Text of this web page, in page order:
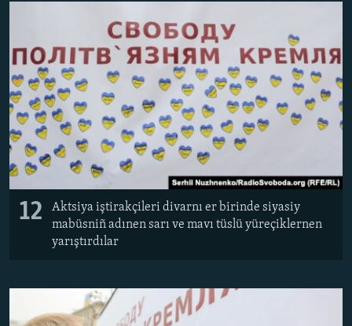
12
Aktsiya iştirakçileri divarnı er birinde siyasiy
mabüsniñ adınen sarı ve mavı tüslü yüreçiklernen
yarıştırdılar